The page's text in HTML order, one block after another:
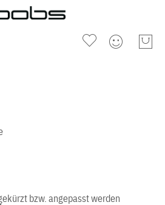
bzw. angepasst werden